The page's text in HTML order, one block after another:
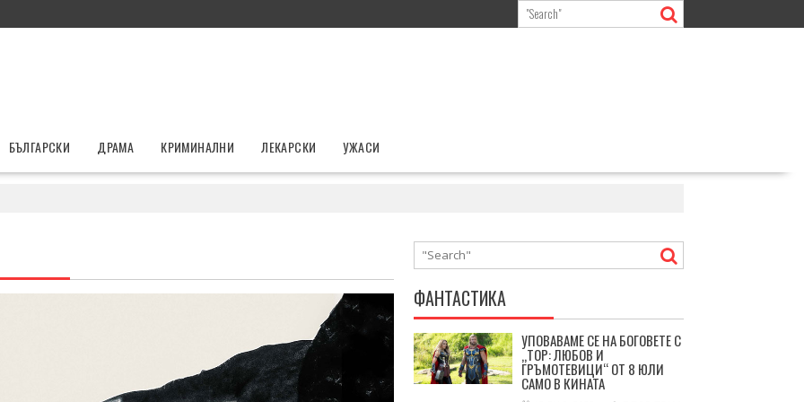
БЪЛГАРСКИ ДРАМА КРИМИНАЛНИ ЛЕКАРСКИ УЖАСИ
ФАНТАСТИКА
УПОВАВАМЕ СЕ НА БОГОВЕТЕ С
„ТОР: ЛЮБОВ И
ГРЪМОТЕВИЦИ“ ОТ 8 ЮЛИ
САМО В КИНАТА